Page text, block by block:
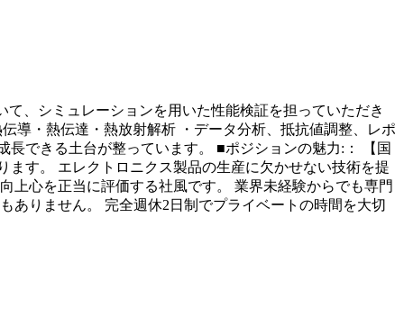
、シミュレーションを用いた性能検証を担っていただき
導・熱伝達・熱放射解析 ・データ分析、抵抗値調整、レポ
できる土台が整っています。 ■ポジションの魅力:： 【国
す。 エレクトロニクス製品の生産に欠かせない技術を提
上心を正当に評価する社風です。 業界未経験からでも専門
ありません。 完全週休2日制でプライベートの時間を大切